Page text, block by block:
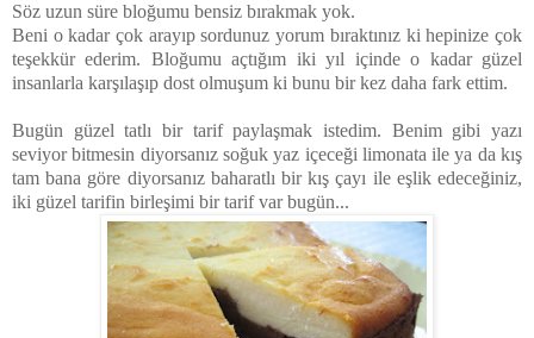
Söz uzun süre bloğumu bensiz bırakmak yok.
Beni o kadar çok arayıp sordunuz yorum bıraktınız ki hepinize çok
teşekkür ederim. Bloğumu açtığım iki yıl içinde o kadar güzel
insanlarla karşılaşıp dost olmuşum ki bunu bir kez daha fark ettim.
Bugün güzel tatlı bir tarif paylaşmak istedim. Benim gibi yazı
seviyor bitmesin diyorsanız soğuk yaz içeceği limonata ile ya da kış
tam bana göre diyorsanız baharatlı bir kış çayı ile eşlik edeceğiniz,
iki güzel tarifin birleşimi bir tarif var bugün...